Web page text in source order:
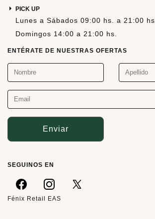
PICK UP
Lunes a Sábados 09:00 hs. a 21:00 hs.
Domingos 14:00 a 21:00 hs.
ENTÉRATE DE NUESTRAS OFERTAS
Enviar
SEGUINOS EN
Fénix Retail EAS